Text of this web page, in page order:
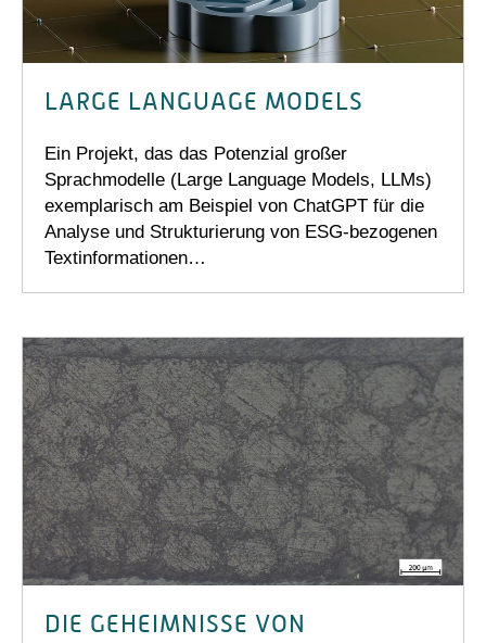
LARGE LANGUAGE MODELS
Ein Projekt, das das Potenzial großer
Sprachmodelle (Large Language Models, LLMs)
exemplarisch am Beispiel von ChatGPT für die
Analyse und Strukturierung von ESG-bezogenen
Textinformationen…
DIE GEHEIMNISSE VON